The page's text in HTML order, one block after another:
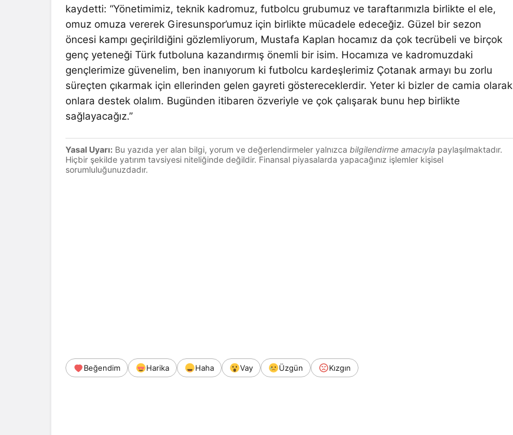
kaydetti: “Yönetimimiz, teknik kadromuz, futbolcu grubumuz ve taraftarımızla birlikte el ele,
omuz omuza vererek Giresunspor’umuz için birlikte mücadele edeceğiz. Güzel bir sezon
öncesi kampı geçirildiğini gözlemliyorum, Mustafa Kaplan hocamız da çok tecrübeli ve birçok
genç yeteneği Türk futboluna kazandırmış önemli bir isim. Hocamıza ve kadromuzdaki
gençlerimize güvenelim, ben inanıyorum ki futbolcu kardeşlerimiz Çotanak armayı bu zorlu
süreçten çıkarmak için ellerinden gelen gayreti göstereceklerdir. Yeter ki bizler de camia olarak
onlara destek olalım. Bugünden itibaren özveriyle ve çok çalışarak bunu hep birlikte
sağlayacağız.”
Yasal Uyarı: Bu yazıda yer alan bilgi, yorum ve değerlendirmeler yalnızca bilgilendirme amacıyla paylaşılmaktadır.
Hiçbir şekilde yatırım tavsiyesi niteliğinde değildir. Finansal piyasalarda yapacağınız işlemler kişisel
sorumluluğunuzdadır.
Beğendim Harika Haha Vay Üzgün Kızgın